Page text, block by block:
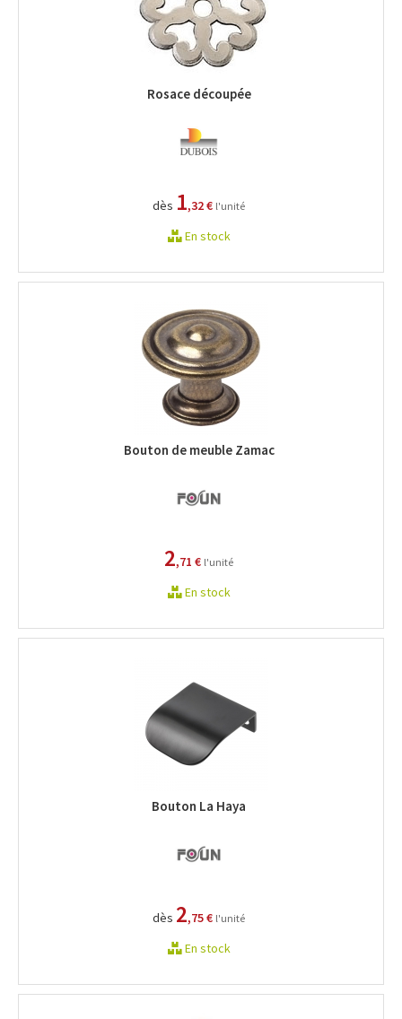
Rosace découpée
dès 1,32 € l'unité
En stock
Bouton de meuble Zamac
2,71 € l'unité
En stock
Bouton La Haya
dès 2,75 € l'unité
En stock